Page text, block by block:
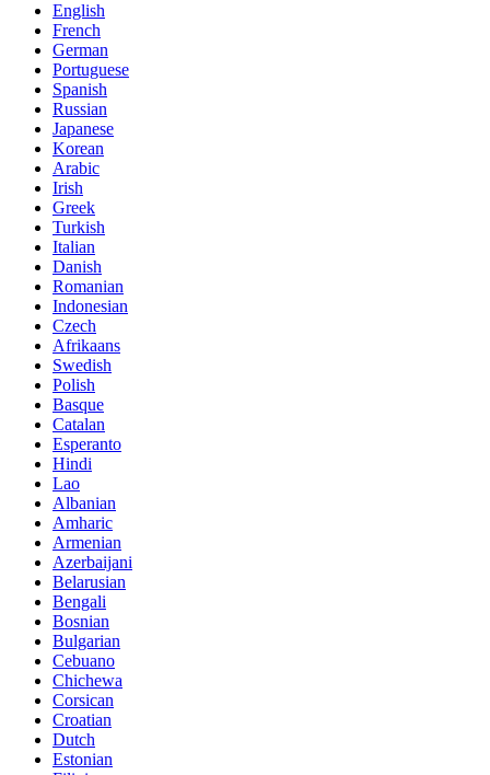
English
French
German
Portuguese
Spanish
Russian
Japanese
Korean
Arabic
Irish
Greek
Turkish
Italian
Danish
Romanian
Indonesian
Czech
Afrikaans
Swedish
Polish
Basque
Catalan
Esperanto
Hindi
Lao
Albanian
Amharic
Armenian
Azerbaijani
Belarusian
Bengali
Bosnian
Bulgarian
Cebuano
Chichewa
Corsican
Croatian
Dutch
Estonian